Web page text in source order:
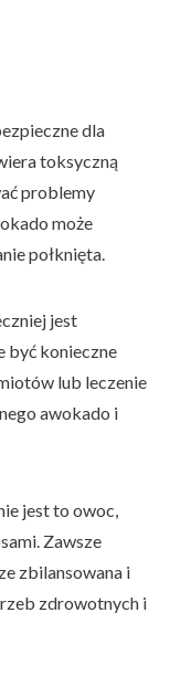
dla
toksyczną
problemy
może
połknięta.
jest
być konieczne
lub leczenie
awokado i
jest to owoc,
Zawsze
zbilansowana i
zdrowotnych i